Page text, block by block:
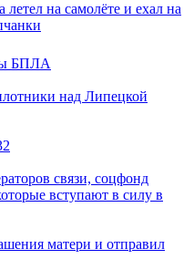
на самолёте и ехал на
БПЛА
над Липецкой
связи, соцфонд
вступают в силу в
матери и отправил